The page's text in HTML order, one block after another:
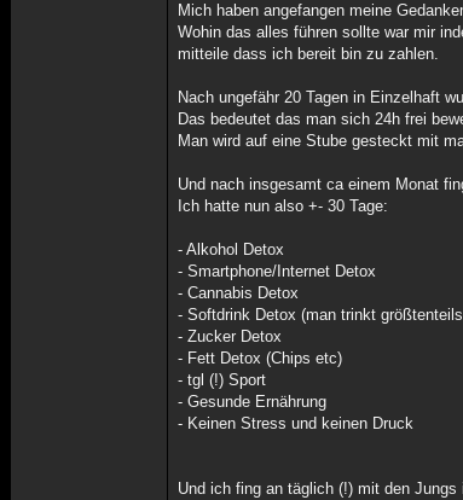
Mich haben angefangen meine
Wohin das alles führen sollte war mir
mitteile dass ich bereit bin zu zahlen.
Nach ungefähr 20 Tagen in Einzelhaft
Das bedeutet das man sich 24h frei
Man wird auf eine Stube gesteckt mit
Und nach insgesamt ca einem Monat
Ich hatte nun also +- 30 Tage:
- Alkohol Detox
- Smartphone/Internet Detox
- Cannabis Detox
- Softdrink Detox (man trinkt
- Zucker Detox
- Fett Detox (Chips etc)
- tgl (!) Sport
- Gesunde Ernährung
- Keinen Stress und keinen Druck
Und ich fing an täglich (!) mit den